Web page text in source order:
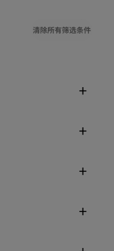
清除所有筛选条件